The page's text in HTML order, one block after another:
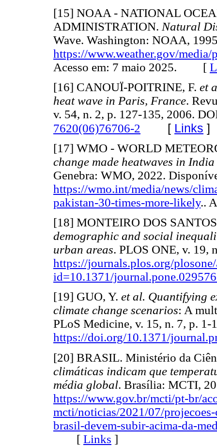
[15] NOAA - NATIONAL
ADMINISTRATION. Natural
Wave. Washington: NOAA,
https://www.weather.gov/media/
Acesso em: 7 maio 2025. [
[16] CANOUÏ-POITRINE, F. et
heat wave in Paris, France.
v. 54, n. 2, p. 127-135, 2006.
7620(06)76706-2 [ Links ]
[17] WMO - WORLD
change made heatwaves in
Genebra: WMO, 2022.
https://wmo.int/media/news/
pakistan-30-times-more-likely..
[18] MONTEIRO DOS
demographic and social
urban areas. PLOS ONE, v. 19,
https://journals.plos.org/
id=10.1371/
[19] GUO, Y. et al. Quantifying
climate change scenarios: A
PLoS Medicine, v. 15, n. 7, p. 1-
https://doi.org/10.1371/
[20] BRASIL. Ministério da
climáticas indicam que
média global. Brasília: MCTI,
https://www.gov.br/mcti/pt-br/
mcti/noticias/2021/07/
brasil-devem-subir-acima-da-
[ Links ]